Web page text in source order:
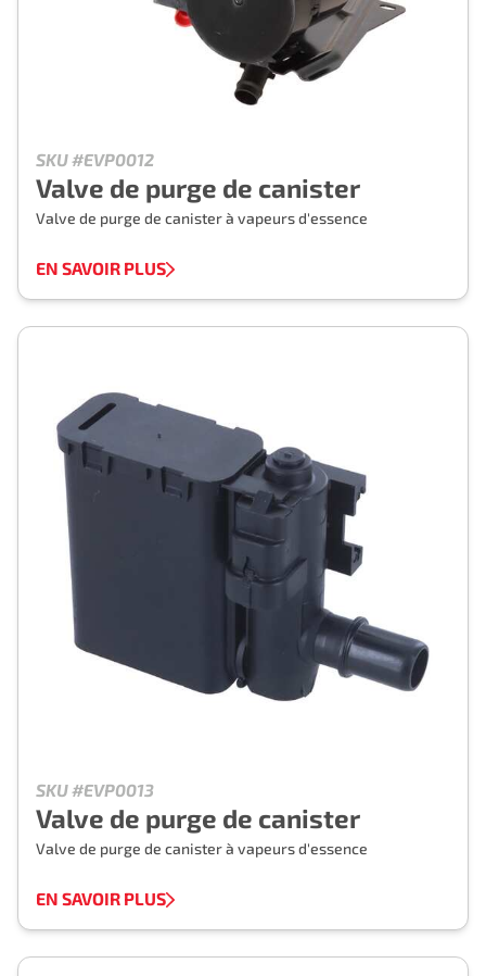
SKU #EVP0012
Valve de purge de canister
Valve de purge de canister à vapeurs d'essence
EN SAVOIR PLUS
SKU #EVP0013
Valve de purge de canister
Valve de purge de canister à vapeurs d'essence
EN SAVOIR PLUS